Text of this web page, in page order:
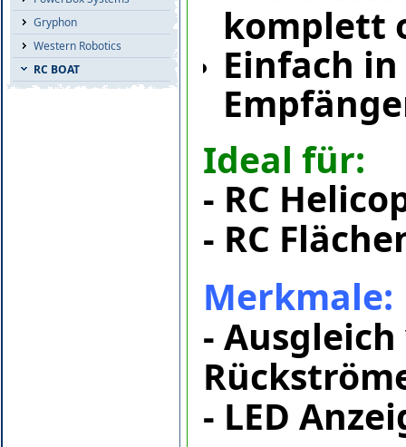
Gryphon
Western Robotics
RC BOAT
komplett
Einfach
Ideal für:
- RC
- RC
Merkmale:
-
- LED